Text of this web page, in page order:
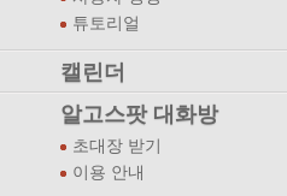
튜토리얼
캘린더
알고스팟 대화방
초대장 받기
이용 안내